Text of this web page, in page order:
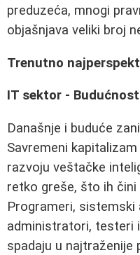
preduzeća, mnogi
objašnjava veliki broj
Trenutno
IT sektor -
Današnje i buduće
Savremeni
razvoju veštačke
retko greše, što ih čini
Programeri,
administratori, testeri
spadaju u